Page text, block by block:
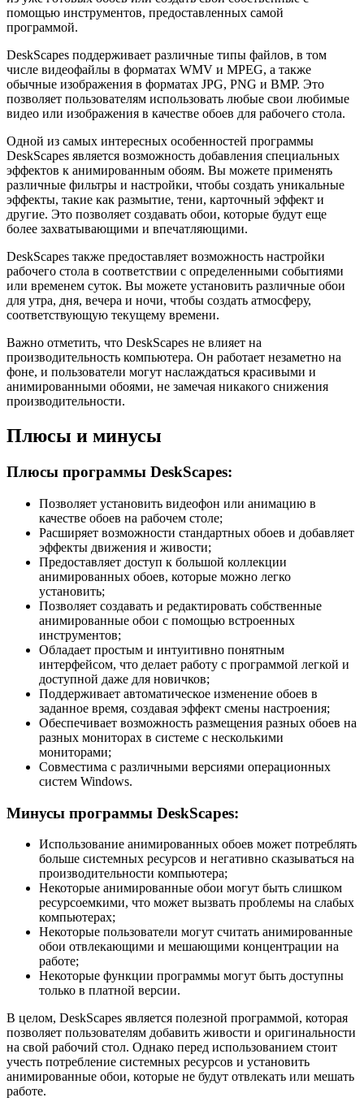
помощью инструментов, предоставленных самой
программой.
DeskScapes поддерживает различные типы файлов, в том
числе видеофайлы в форматах WMV и MPEG, а также
обычные изображения в форматах JPG, PNG и BMP. Это
позволяет пользователям использовать любые свои любимые
видео или изображения в качестве обоев для рабочего стола.
Одной из самых интересных особенностей программы
DeskScapes является возможность добавления специальных
эффектов к анимированным обоям. Вы можете применять
различные фильтры и настройки, чтобы создать уникальные
эффекты, такие как размытие, тени, карточный эффект и
другие. Это позволяет создавать обои, которые будут еще
более захватывающими и впечатляющими.
DeskScapes также предоставляет возможность настройки
рабочего стола в соответствии с определенными событиями
или временем суток. Вы можете установить различные обои
для утра, дня, вечера и ночи, чтобы создать атмосферу,
соответствующую текущему времени.
Важно отметить, что DeskScapes не влияет на
производительность компьютера. Он работает незаметно на
фоне, и пользователи могут наслаждаться красивыми и
анимированными обоями, не замечая никакого снижения
производительности.
Плюсы и минусы
Плюсы программы DeskScapes:
Позволяет установить видеофон или анимацию в
качестве обоев на рабочем столе;
Расширяет возможности стандартных обоев и добавляет
эффекты движения и живости;
Предоставляет доступ к большой коллекции
анимированных обоев, которые можно легко
установить;
Позволяет создавать и редактировать собственные
анимированные обои с помощью встроенных
инструментов;
Обладает простым и интуитивно понятным
интерфейсом, что делает работу с программой легкой и
доступной даже для новичков;
Поддерживает автоматическое изменение обоев в
заданное время, создавая эффект смены настроения;
Обеспечивает возможность размещения разных обоев на
разных мониторах в системе с несколькими
мониторами;
Совместима с различными версиями операционных
систем Windows.
Минусы программы DeskScapes:
Использование анимированных обоев может потреблять
больше системных ресурсов и негативно сказываться на
производительности компьютера;
Некоторые анимированные обои могут быть слишком
ресурсоемкими, что может вызвать проблемы на слабых
компьютерах;
Некоторые пользователи могут считать анимированные
обои отвлекающими и мешающими концентрации на
работе;
Некоторые функции программы могут быть доступны
только в платной версии.
В целом, DeskScapes является полезной программой, которая
позволяет пользователям добавить живости и оригинальности
на свой рабочий стол. Однако перед использованием стоит
учесть потребление системных ресурсов и установить
анимированные обои, которые не будут отвлекать или мешать
работе.